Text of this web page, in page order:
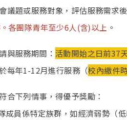
議題或服務對象，評估服務需求
各團隊青年至少6人(含)以上 。
與服務期間： 活動開始之日前37
每年1-12月進行服務（校內繳件
合下列情事，得優予獎勵：
成員係特定族群，如經濟弱勢（